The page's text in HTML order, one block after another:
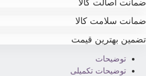
ضمانت اصالت کالا
ضمانت سلامت کالا
تضمین بهترین قیمت
توضیحات
توضیحات تکمیلی